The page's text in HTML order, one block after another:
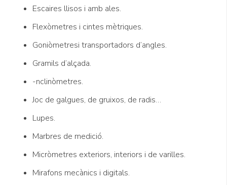
Escaires llisos i amb ales.
Flexòmetres i cintes mètriques.
Goniòmetresi transportadors d’angles.
Gramils d’alçada.
-nclinòmetres.
Joc de galgues, de gruixos, de radis…
Lupes.
Marbres de medició.
Micròmetres exteriors, interiors i de varilles.
Mirafons mecànics i digitals.